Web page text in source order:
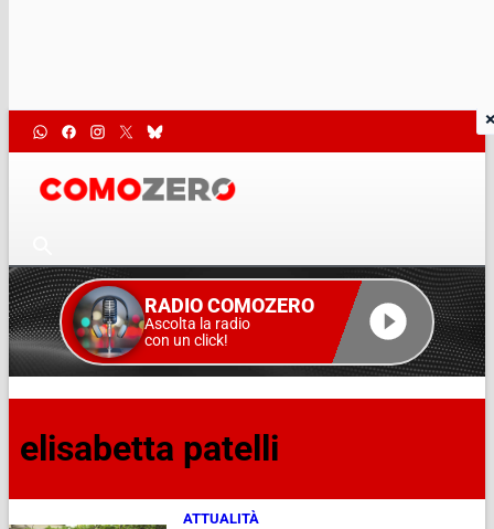
RADIO COMOZERO
Ascolta la radio
con un click!
elisabetta patelli
ATTUALITÀ